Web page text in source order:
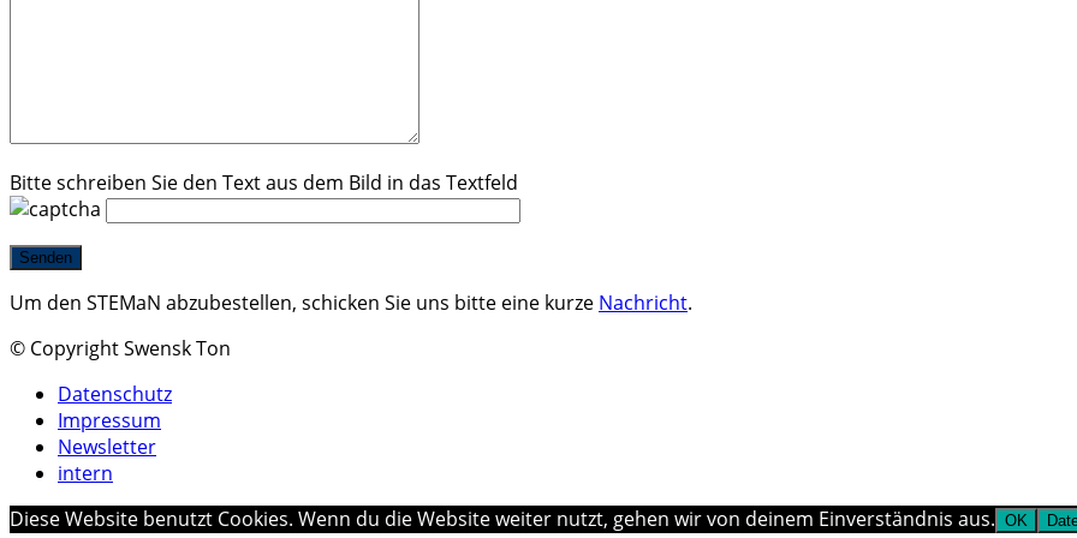
Bitte schreiben Sie den Text aus dem Bild in das Textfeld
Um den STEMaN abzubestellen, schicken Sie uns bitte eine kurze Nachricht.
© Copyright Swensk Ton
Datenschutz
Impressum
Newsletter
intern
Diese Website benutzt Cookies. Wenn du die Website weiter nutzt, gehen wir von deinem Einverständnis aus. OK